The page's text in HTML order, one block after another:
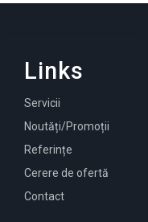
Links
Servicii
Noutăți/Promoții
Referințe
Cerere de ofertă
Contact